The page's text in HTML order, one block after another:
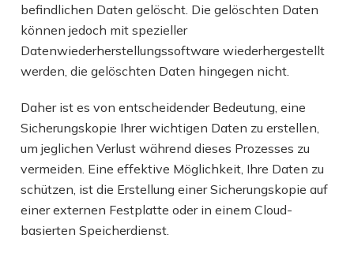
befindlichen Daten gelöscht. Die gelöschten Daten
können jedoch mit spezieller
Datenwiederherstellungssoftware wiederhergestellt
werden, die gelöschten Daten hingegen nicht.
Daher ist es von entscheidender Bedeutung, eine
Sicherungskopie Ihrer wichtigen Daten zu erstellen,
um jeglichen Verlust während dieses Prozesses zu
vermeiden. Eine effektive Möglichkeit, Ihre Daten zu
schützen, ist die Erstellung einer Sicherungskopie auf
einer externen Festplatte oder in einem Cloud-
basierten Speicherdienst.